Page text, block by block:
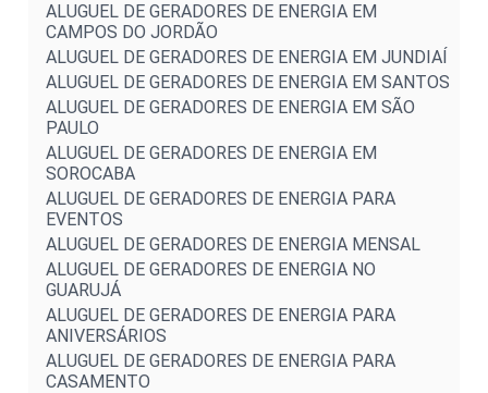
ALUGUEL DE GERADORES DE ENERGIA EM
CAMPOS DO JORDÃO
ALUGUEL DE GERADORES DE ENERGIA EM JUNDIAÍ
ALUGUEL DE GERADORES DE ENERGIA EM SANTOS
ALUGUEL DE GERADORES DE ENERGIA EM SÃO
PAULO
ALUGUEL DE GERADORES DE ENERGIA EM
SOROCABA
ALUGUEL DE GERADORES DE ENERGIA PARA
EVENTOS
ALUGUEL DE GERADORES DE ENERGIA MENSAL
ALUGUEL DE GERADORES DE ENERGIA NO
GUARUJÁ
ALUGUEL DE GERADORES DE ENERGIA PARA
ANIVERSÁRIOS
ALUGUEL DE GERADORES DE ENERGIA PARA
CASAMENTO